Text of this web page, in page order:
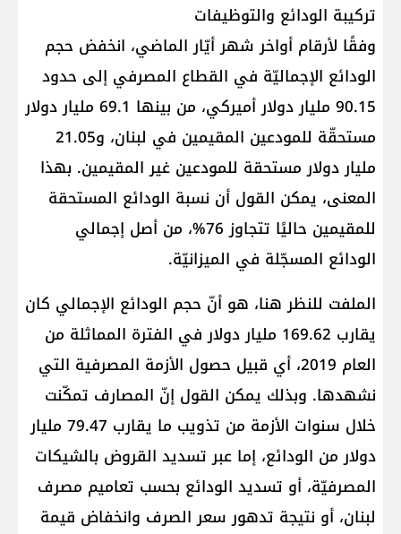
تركيبة الودائع والتوظيفات
وفقًا لأرقام أواخر شهر أيّار الماضي، انخفض حجم
الودائع الإجماليّة في القطاع المصرفي إلى حدود
90.15 مليار دولار أميركي، من بينها 69.1 مليار دولار
مستحقّة للمودعين المقيمين في لبنان، و21.05
مليار دولار مستحقة للمودعين غير المقيمين. بهذا
المعنى، يمكن القول أن نسبة الودائع المستحقة
للمقيمين حاليًا تتجاوز 76%، من أصل إجمالي
الودائع المسجّلة في الميزانيّة.
الملفت للنظر هنا، هو أنّ حجم الودائع الإجمالي كان
يقارب 169.62 مليار دولار في الفترة المماثلة من
العام 2019، أي قبيل حصول الأزمة المصرفية التي
نشهدها. وبذلك يمكن القول إنّ المصارف تمكّنت
خلال سنوات الأزمة من تذويب ما يقارب 79.47 مليار
دولار من الودائع، إما عبر تسديد القروض بالشيكات
المصرفيّة، أو تسديد الودائع بحسب تعاميم مصرف
لبنان، أو نتيجة تدهور سعر الصرف وانخفاض قيمة